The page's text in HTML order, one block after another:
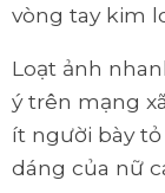
vòng tay kim
Loạt ảnh
ý trên mạng
ít người bày
dáng của nữ